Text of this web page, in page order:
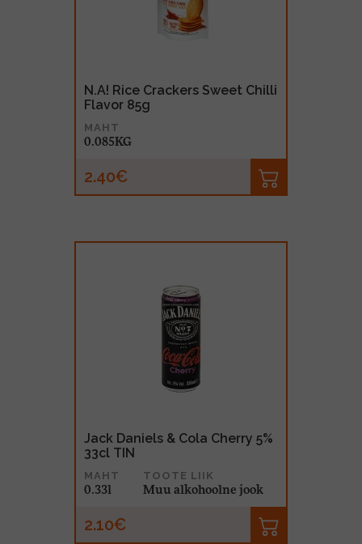
N.A! Rice Crackers Sweet Chilli
Flavor 85g
MAHT
0.085KG
2.40€
Jack Daniels & Cola Cherry 5%
33cl TIN
MAHT
0.33l
TOOTE LIIK
Muu alkohoolne jook
2.10€